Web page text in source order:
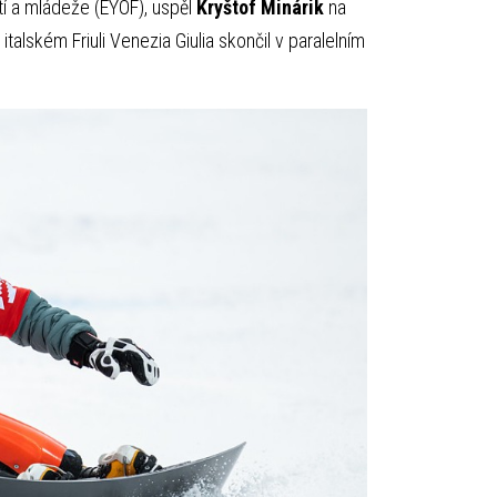
mládeže (EYOF), uspěl Kryštof Minárikna
Friuli Venezia Giulia skončil v paralelním